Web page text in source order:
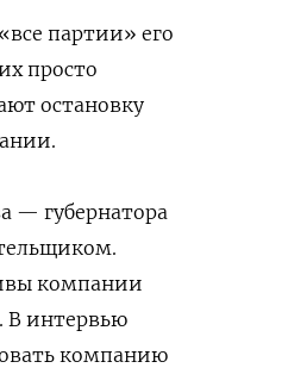
партии» его
просто
остановку
— губернатора
компании
В интервью
компанию